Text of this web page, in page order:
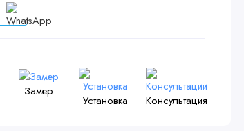
Замер
Установка Консультация